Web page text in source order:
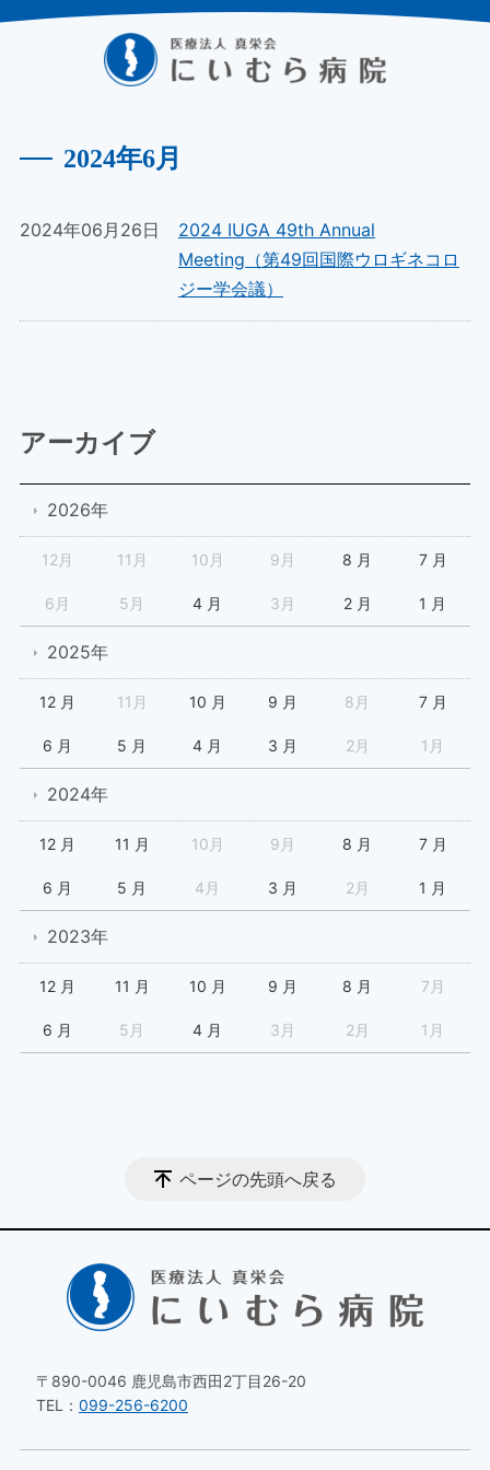
2024年6月
2024 IUGA 49th Annual
Meeting（第49回国際ウロギネコロ
ジー学会議）
2024年06月26日
アーカイブ
2026年
12月 11月 10月 9月 8 月 7 月
6月 5月 4 月 3月 2 月 1 月
2025年
12 月 11月 10 月 9 月 8月 7 月
6 月 5 月 4 月 3 月 2月 1月
2024年
12 月 11 月 10月 9月 8 月 7 月
6 月 5 月 4月 3 月 2月 1 月
2023年
12 月 11 月 10 月 9 月 8 月 7月
6 月 5月 4 月 3月 2月 1月
ページの先頭へ戻る
〒890-0046 鹿児島市西田2丁目26-20
TEL： 099-256-6200